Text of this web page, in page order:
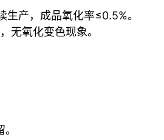
生产，成品氧化率≤0.5%。
无氧化变色现象。